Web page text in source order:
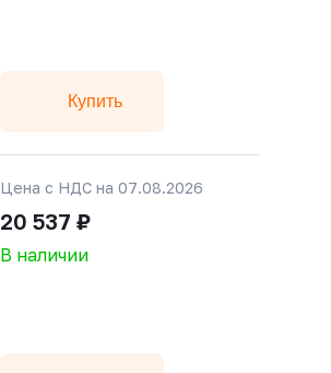
Купить
Цена с НДС на 07.08.2026
20 537 ₽
В наличии